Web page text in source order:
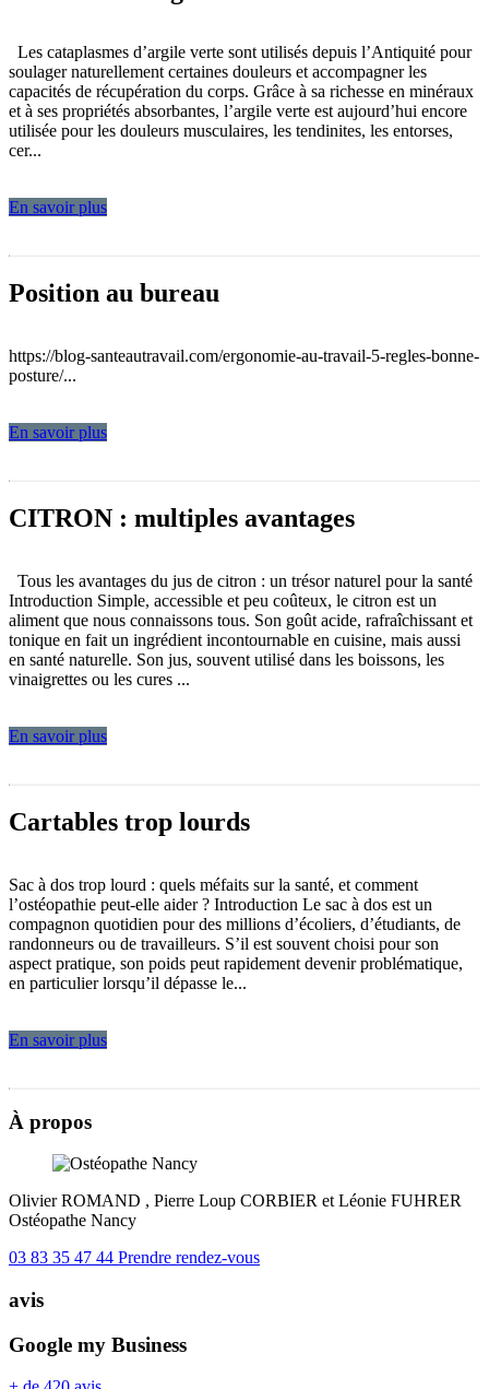
Les cataplasmes d’argile verte sont utilisés depuis l’Antiquité pour
soulager naturellement certaines douleurs et accompagner les
capacités de récupération du corps. Grâce à sa richesse en minéraux
et à ses propriétés absorbantes, l’argile verte est aujourd’hui encore
utilisée pour les douleurs musculaires, les tendinites, les entorses,
cer...
En savoir plus
Position au bureau
https://blog-santeautravail.com/ergonomie-au-travail-5-regles-bonne-
posture/...
En savoir plus
CITRON : multiples avantages
Tous les avantages du jus de citron : un trésor naturel pour la santé
Introduction Simple, accessible et peu coûteux, le citron est un
aliment que nous connaissons tous. Son goût acide, rafraîchissant et
tonique en fait un ingrédient incontournable en cuisine, mais aussi
en santé naturelle. Son jus, souvent utilisé dans les boissons, les
vinaigrettes ou les cures ...
En savoir plus
Cartables trop lourds
Sac à dos trop lourd : quels méfaits sur la santé, et comment
l’ostéopathie peut-elle aider ? Introduction Le sac à dos est un
compagnon quotidien pour des millions d’écoliers, d’étudiants, de
randonneurs ou de travailleurs. S’il est souvent choisi pour son
aspect pratique, son poids peut rapidement devenir problématique,
en particulier lorsqu’il dépasse le...
En savoir plus
À propos
Olivier ROMAND , Pierre Loup CORBIER et Léonie FUHRER
Ostéopathe Nancy
03 83 35 47 44 Prendre rendez-vous
avis
Google my Business